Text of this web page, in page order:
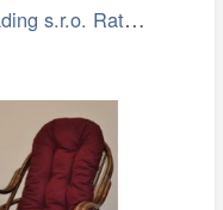
Axin Trading s.r.o. Ratanové houpací…